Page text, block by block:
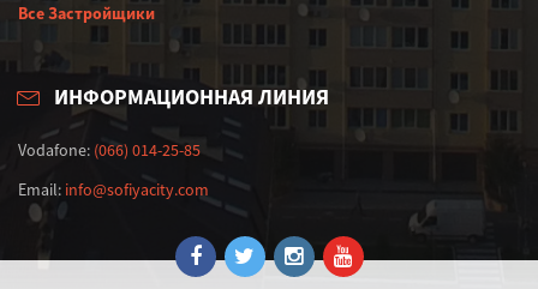
Все Застройщики
ИНФОРМАЦИОННАЯ ЛИНИЯ
Vodafone: (066) 014-25-85
Email: info@sofiyacity.com